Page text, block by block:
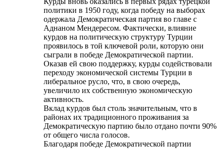
политики в 1950 году, когда победу на выборах
одержала Демократическая партия во главе с
Аднаном Мендересом. Фактически, влияние
курдов на политическую структуру Турции
проявилось в той ключевой роли, которую они
сыграли в победе Демократической партии.
Оказав ей свою поддержку, курды содействовали
переходу экономической системы Турции в
либеральное русло, что, в свою очередь,
увеличило их собственную экономическую
активность.
Вклад курдов был столь значительным, что в
районах их традиционного проживания за
Демократическую партию было отдано почти 90%
от общего числа голосов.
Благодаря победе Демократической партии